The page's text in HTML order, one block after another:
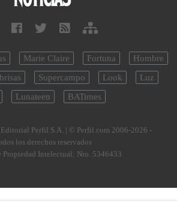
Marie Claire Fortuna
Hombre
Supercampo Look
Luz
Lunateen BATimes
Perfil S.A. | © Perfil.com 2006-2026 -
los derechos reservados
Propiedad Intelectual: Nro. 5346433